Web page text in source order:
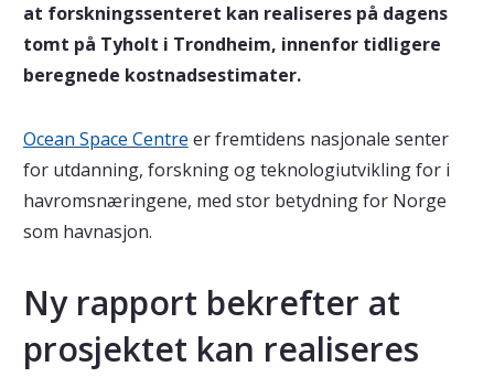
at forskningssenteret kan realiseres på dagens
tomt på Tyholt i Trondheim, innenfor tidligere
beregnede kostnadsestimater.
Ocean Space Centre er fremtidens nasjonale senter
for utdanning, forskning og teknologiutvikling for i
havromsnæringene, med stor betydning for Norge
som havnasjon.
Ny rapport bekrefter at
prosjektet kan realiseres